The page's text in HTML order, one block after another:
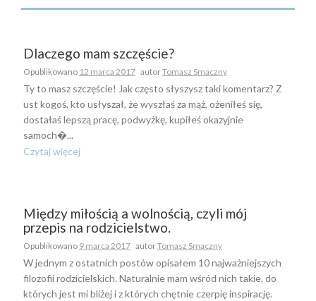
Dlaczego mam szczęście?
Opublikowano 12 marca 2017 autorTomasz Smaczny
Ty to masz szczęście! Jak często słyszysz taki komentarz? Z
ust kogoś, kto usłyszał, że wyszłaś za mąż, ożeniłeś się,
dostałaś lepszą pracę, podwyżkę, kupiłeś okazyjnie
samoch�...
Czytaj więcej
Między miłością a wolnością, czyli mój
przepis na rodzicielstwo.
Opublikowano 9 marca 2017 autorTomasz Smaczny
W jednym z ostatnich postów opisałem 10 najważniejszych
filozofii rodzicielskich. Naturalnie mam wśród nich takie, do
których jest mi bliżej i z których chętnie czerpię inspirację.